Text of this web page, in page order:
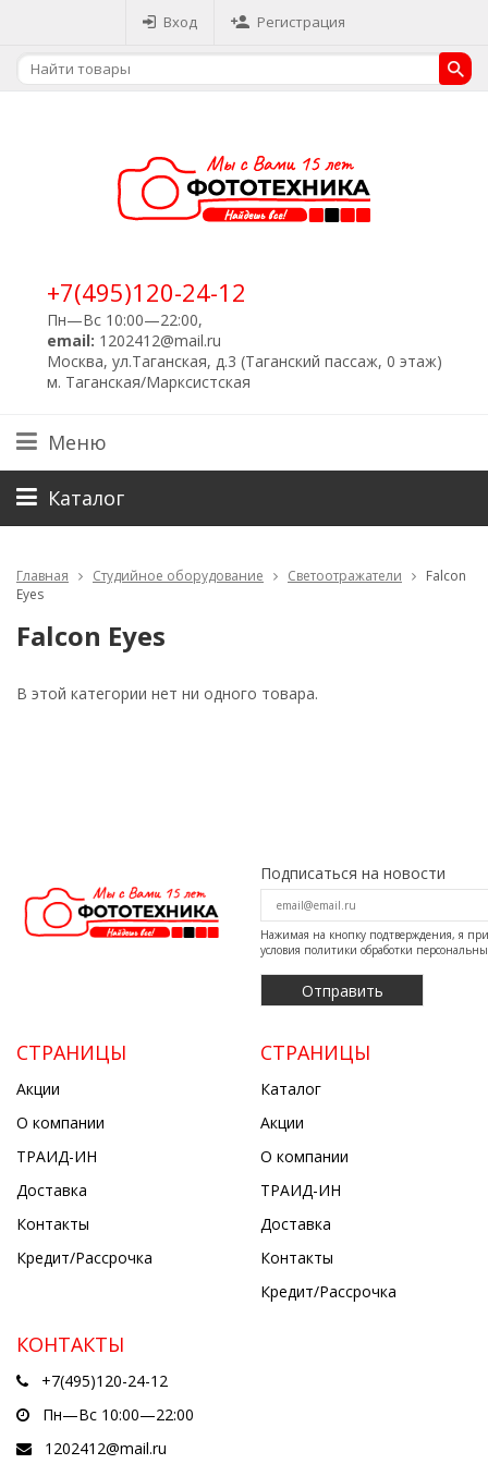
Вход Регистрация
+7(495)120-24-12
Пн—Вс 10:00—22:00,
email: 1202412@mail.ru
Москва, ул.Таганская, д.3 (Таганский пассаж, 0 этаж)
м. Таганская/Марксистская
Меню
Каталог
Главная Студийное оборудование Светоотражатели
Falcon
Eyes
Falcon Eyes
В этой категории нет ни одного товара.
Подписаться на новости
Нажимая на кнопку подтверждения, я
условия политики обработки
СТРАНИЦЫ
Акции
О компании
ТРАИД-ИН
Доставка
Контакты
Кредит/Рассрочка
СТРАНИЦЫ
Каталог
Акции
О компании
ТРАИД-ИН
Доставка
Контакты
Кредит/Рассрочка
КОНТАКТЫ
+7(495)120-24-12
Пн—Вс 10:00—22:00
1202412@mail.ru